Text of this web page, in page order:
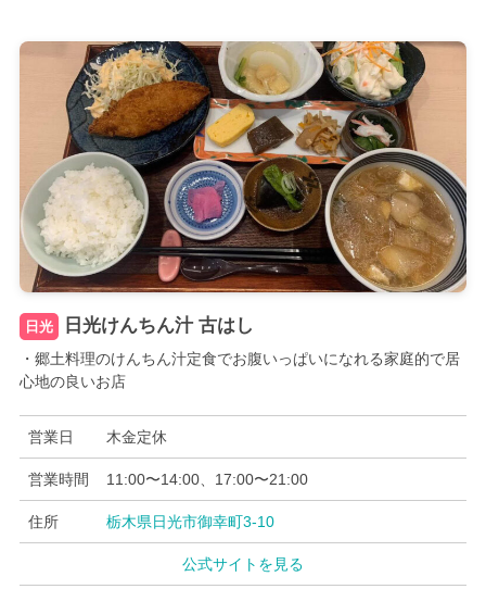
日光 日光けんちん汁 古はし
・郷土料理のけんちん汁定食でお腹いっぱいになれる家庭的で居
心地の良いお店
営業日 木金定休
営業時間 11:00〜14:00、17:00〜21:00
住所 栃木県日光市御幸町3-10
公式サイトを見る